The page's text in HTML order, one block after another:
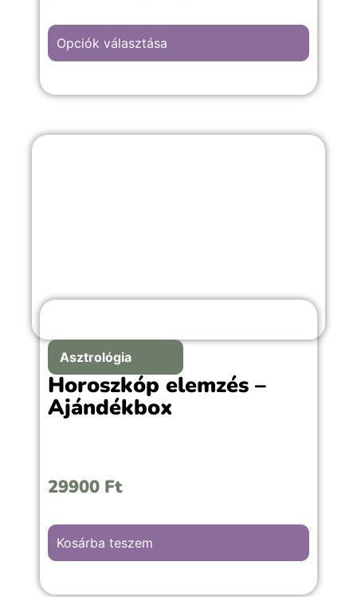
A “Szív” hátterű kép választása, bármilyen
romantikus emlékekkel teli örömteli
Opciók választása
Asztrológia
Horoszkóp elemzés –
Ajándékbox
29900 Ft
Kosárba teszem